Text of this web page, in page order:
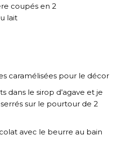
coupés en 2
lait
caramélisées pour le décor
dans le sirop d’agave et je
sur le pourtour de 2
avec le beurre au bain